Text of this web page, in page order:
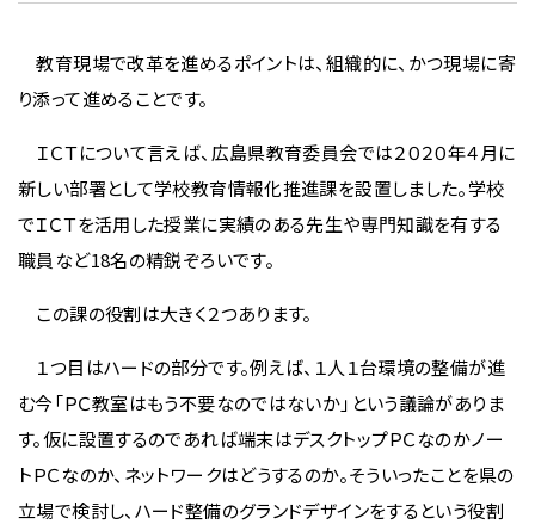
教育現場で改革を進めるポイントは、組織的に、かつ現場に寄
り添って進めることです。
ＩＣＴについて言えば、広島県教育委員会では２０２０年４月に
新しい部署として学校教育情報化推進課を設置しました。学校
でＩＣＴを活用した授業に実績のある先生や専門知識を有する
職員など18名の精鋭ぞろいです。
この課の役割は大きく２つあります。
１つ目はハードの部分です。例えば、１人１台環境の整備が進
む今「ＰＣ教室はもう不要なのではないか」という議論がありま
す。仮に設置するのであれば端末はデスクトップＰＣなのかノー
トＰＣなのか、ネットワークはどうするのか。そういったことを県の
立場で検討し、ハード整備のグランドデザインをするという役割